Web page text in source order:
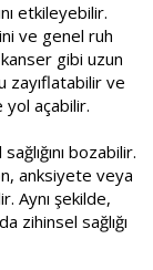
etkileyebilir.
ve genel ruh
gibi uzun
zayıflatabilir ve
açabilir.
bozabilir.
anksiyete veya
Aynı şekilde,
zihinsel sağlığı